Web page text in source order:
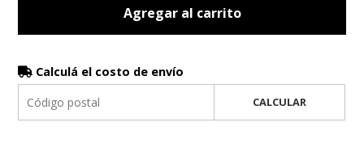
Agregar al carrito
Calculá el costo de envío
CALCULAR